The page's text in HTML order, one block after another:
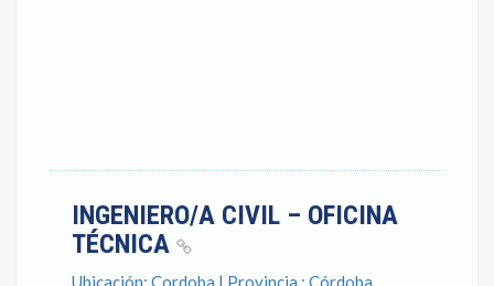
INGENIERO/A CIVIL – OFICINA
TÉCNICA
Ubicación: Cordoba | Provincia : Córdoba